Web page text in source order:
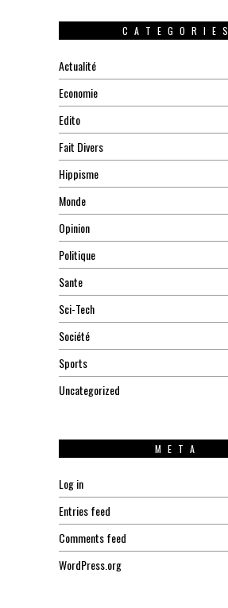
CATEGORIES
Actualité
Economie
Edito
Fait Divers
Hippisme
Monde
Opinion
Politique
Sante
Sci-Tech
Société
Sports
Uncategorized
META
Log in
Entries feed
Comments feed
WordPress.org